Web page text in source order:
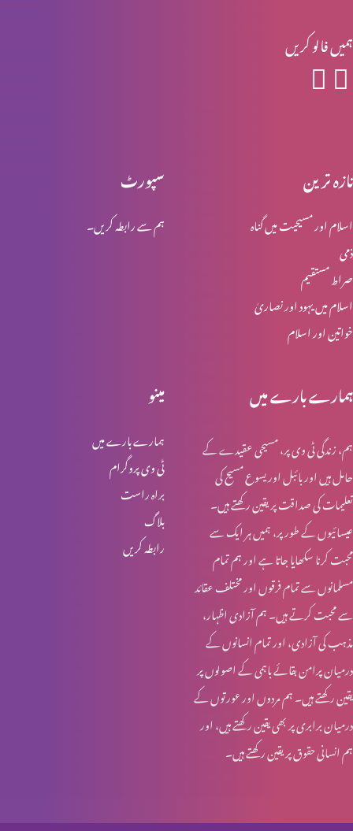
انبیا ء و بزرگ – ابراہام
انبیاء و بزرگ – حنوک اور نوح
انبیاء و بزرگ – آدم اور حنوک
آخری جنگ – کیا تیاری ہو رہی ہے؟
ہمیں فالو کریں
سپورٹ
ہم سے رابطہ کریں۔
تازہ ترین
اسلام اور مسیحیت میں گناہ
ذمی
صراط مستقیم
اسلام میں یہود اور نصاریٰ
خواتین اور اسلام
مینو
ہمارے بارے میں
ٹی وی پروگرام
براہ راست
بلاگ
رابطہ کریں
ہمارے بارے میں
ہم، زندگی ٹی وی پر، مسیحی عقیدے کے
حامل ہیں اور بائبل اور یسوع مسیح کی
تعلیمات کی صداقت پر یقین رکھتے ہیں۔
عیسائیوں کے طور پر، ہمیں ہر ایک سے
محبت کرنا سکھایا جاتا ہے اور ہم تمام
مسلمانوں سے تمام فرقوں اور مختلف عقائد
سے محبت کرتے ہیں۔ ہم آزادی اظہار،
مذہب کی آزادی، اور تمام انسانوں کے
درمیان پرامن بقائے باہمی کے اصولوں پر
یقین رکھتے ہیں۔ ہم مردوں اور عورتوں کے
درمیان برابری پر بھی یقین رکھتے ہیں، اور
ہم انسانی حقوق پر یقین رکھتے ہیں۔